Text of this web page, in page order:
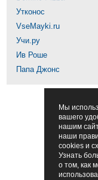
Утконос
VseMayki.ru
Учи.ру
Ив Роше
Папа Джонс
Мы
вашего
нашим
наши
cookies и
Узнать
о том, как